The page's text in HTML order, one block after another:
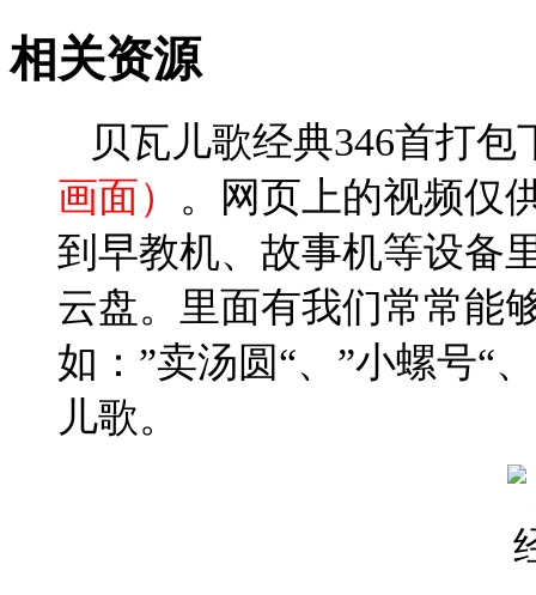
恭喜
恭喜
恭喜
恭喜
恭喜
恭喜
恭喜
恭喜
恭喜
恭喜
相关资源
贝瓦儿歌经典346首打包
画面） 。网页上的视频仅
到早教机、故事机等设备
云盘。里面有我们常常能
如：”卖汤圆“、”小螺号“
儿歌。